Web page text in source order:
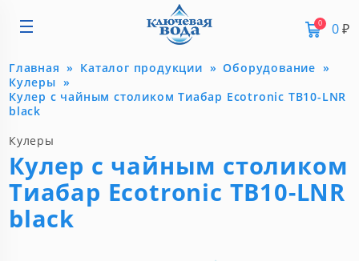
0 0₽
Главная Каталог продукции
Оборудование
Кулеры
Кулер с чайным столиком Тиабар Ecotronic TB10-LNR
black
Кулеры
Кулер с чайным столиком
Тиабар Ecotronic TB10-LNR
black